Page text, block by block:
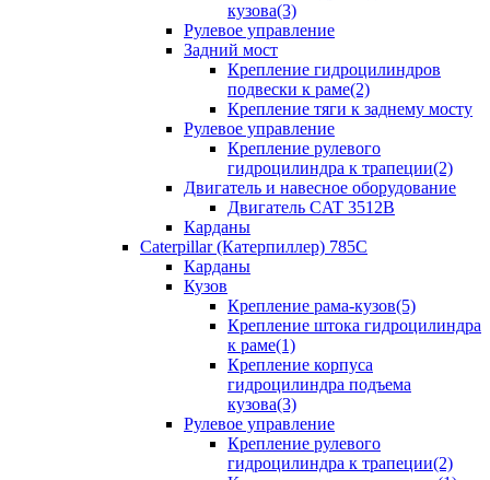
кузова(3)
Рулевое управление
Задний мост
Крепление гидроцилиндров
подвески к раме(2)
Крепление тяги к заднему мосту
Рулевое управление
Крепление рулевого
гидроцилиндра к трапеции(2)
Двигатель и навесное оборудование
Двигатель CAT 3512B
Карданы
Caterpillar (Катерпиллер) 785C
Карданы
Кузов
Крепление рама-кузов(5)
Крепление штока гидроцилиндра
к раме(1)
Крепление корпуса
гидроцилиндра подъема
кузова(3)
Рулевое управление
Крепление рулевого
гидроцилиндра к трапеции(2)